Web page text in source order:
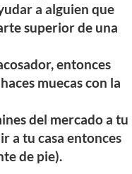
a alguien que
superior de una
entonces
muecas con la
del mercado a tu
a tu casa entonces
de pie).